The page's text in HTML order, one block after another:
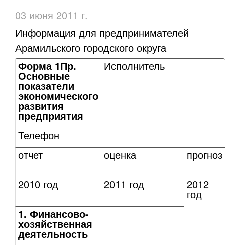
03 июня 2011 г.
Информация для предпринимателей
Арамильского городского округа
Форма 1Пр.
Основные
показатели
экономического
развития
предприятия
Исполнитель
Телефон
отчет
оценка прогноз
2010 год 2011 год 2012
год
1. Финансово-
хозяйственная
деятельность